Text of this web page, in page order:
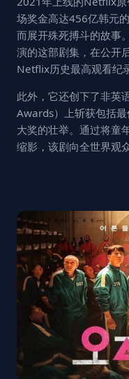
场奖金高达456亿韩元
而展开殊死搏斗的故事
演的这部剧集，在公开
Netflix历史最高观看纪录
此外，它还创下了非英
Awards）上斩获包括
大奖的壮举。通过将童
缩影，该剧向全世界观